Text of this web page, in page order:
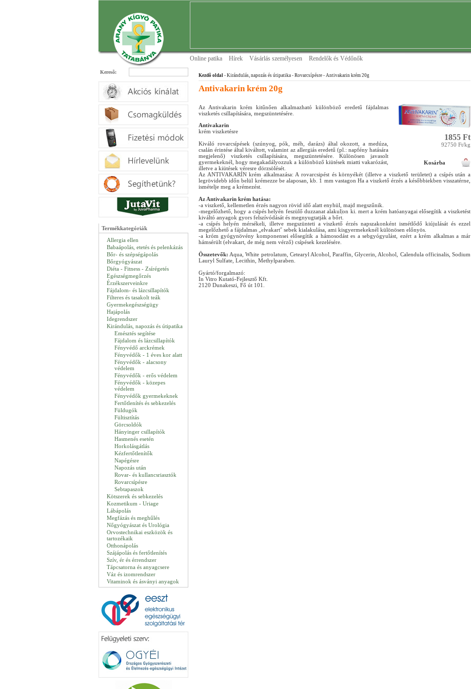
Online patika Hírek Vásárlás személyesen Rendelők és Védőnők
Keresõ:
Termékkategóriák
Allergia ellen
Babaápolás, etetés és pelenkázás
Bőr- és szépségápolás
Bőrgyógyászat
Diéta - Fitness - Zsírégetés
Egészségmegőrzés
Érzékszerveinkre
Fájdalom- és lázcsillapítók
Filteres és tasakolt teák
Gyermekegészségügy
Hajápolás
Idegrendszer
Kirándulás, napozás és útipatika
Emésztés segítése
Fájdalom és lázcsillapítók
Fényvédő arckrémek
Fényvédők - 1 éves kor alatt
Fényvédők - alacsony
védelem
Fényvédők - erős védelem
Fényvédők - közepes
védelem
Fényvédők gyermekeknek
Fertőtlenítés és sebkezelés
Füldugók
Fültisztítás
Görcsoldók
Hányinger csillapítók
Hasmenés esetén
Horkolásgátlás
Kézfertőtlenítők
Napégésre
Napozás után
Rovar- és kullancsriasztók
Rovarcsípésre
Sebtapaszok
Kötszerek és sebkezelés
Kozmetikum - Uriage
Lábápolás
Megfázás és meghűlés
Nőgyógyászat és Urológia
Orvostechnikai eszközök és
tartozékaik
Otthonápolás
Szájápolás és fertőtlenítés
Szív, ér és érrendszer
Tápcsatorna és anyagcsere
Váz és izomrendszer
Vitaminok és ásványi anyagok
Kezdõ oldal - Kirándulás, napozás és útipatika - Rovarcsípésre - Antivakarin krém 20g
Antivakarin krém 20g
1855 Ft
92750 Ft/kg
Kosárba
Az Antivakarin krém kitűnően alkalmazható különböző eredetű fájdalmas
viszketés csillapítására, megszüntetésére.
Antivakarin
krém viszketésre
Kiváló rovarcsípések (szúnyog, pók, méh, darázs) által okozott, a medúza,
csalán érintése által kiváltott, valamint az allergiás eredetű (pl.: napfény hatására
megjelenő) viszketés csillapítására, megszüntetésére. Különösen javasolt
gyermekeknél, hogy megakadályozzuk a különböző kiütések miatti vakarózást,
illetve a kiütések véresre dörzsölését.
Az ANTIVAKARÍN krém alkalmazása: A rovarcsipést és környékét (illetve a viszkető területet) a csípés után a
legrövidebb időn belül krémezze be alaposan, kb. 1 mm vastagon Ha a viszkető érzés a későbbiekben visszatérne,
ismételje meg a krémezést.
Az Antivakarin krém hatása:
-a viszkető, kellemetlen érzés nagyon rövid idő alatt enyhül, majd megszűnik.
-megelőzhető, hogy a csípés helyén feszülő duzzanat alakul|on ki. mert a krém hatóanyagai elősegítik a viszketést
kiváltó anyagok gyors felszívódását és megnyugtatják a bőrt.
-a csípés helyén mérsékeli, illetve megszünteti a viszkető érzés napszakonként ismétlődő kiújulását és ezzel
megelőzhető a fájdalmas „elvakart˝ sebek kialakulása, ami kisgyermekeknél különösen előnyös.
-a króm gyógynövény komponensei elősegítik a hámosodást es a sebgyógyulást, ezért a krém alkalmas a már
hámsérült (elvakart, de még nem vérző) csípések kezelésére.
Összetevők: Aqua, White petrolatum, Cetearyl Alcohol, Paraffin, Glycerin, Alcohol, Calendula officinalis, Sodium
Lauryl Sulfate, Lecithin, Methylparaben.
Gyártó/forgalmazó:
In Vitro Kutató-Fejlesztő Kft.
2120 Dunakeszi, Fő út 101.